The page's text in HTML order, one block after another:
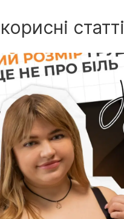
статті